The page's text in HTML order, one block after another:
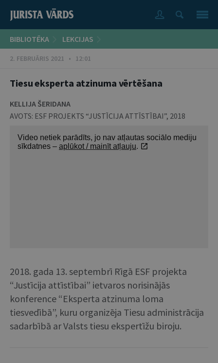
BIBLIOTĒKA LEKCIJAS
2. FEBRUĀRIS 2021 • 12:01
Tiesu eksperta atzinuma vērtēšana
KELLIJA ŠERIDANA
AVOTS: ESF PROJEKTS “JUSTĪCIJA ATTĪSTĪBAI”, 2018
2018. gada 13. septembrī Rīgā ESF projekta
“Justīcija attīstībai” ietvaros norisinājās
konference “Eksperta atzinuma loma
tiesvedībā”, kuru organizēja Tiesu administrācija
sadarbībā ar Valsts tiesu ekspertīžu biroju.